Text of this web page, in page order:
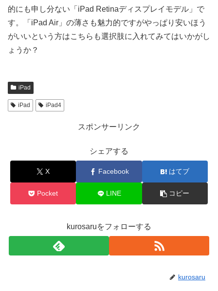
的にも申し分ない「iPad Retinaディスプレイモデル」で
す。「iPad Air」の薄さも魅力的ですがやっぱり安いほう
がいいという方はこちらも選択肢に入れてみてはいかがし
ょうか？
iPad
iPad iPad4
スポンサーリンク
シェアする
X Facebook はてブ
Pocket LINE コピー
kurosaruをフォローする
kurosaru